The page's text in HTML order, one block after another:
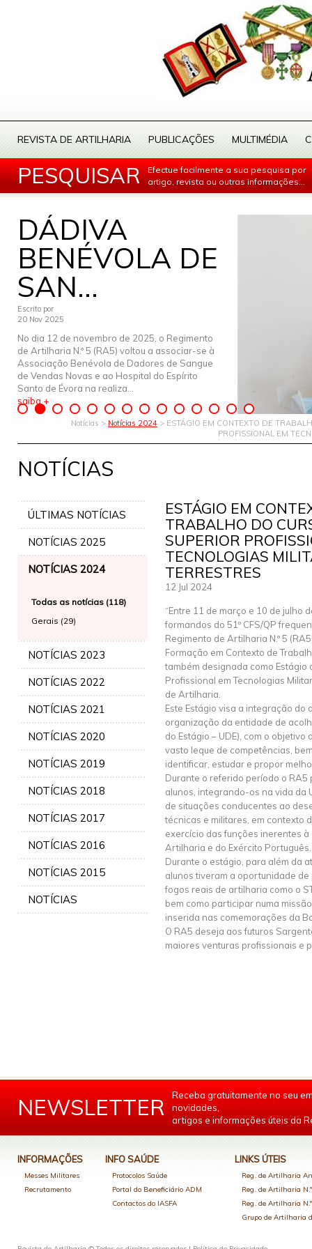
REVISTA DE ARTILHARIA PUBLICAÇÕES MULTIMÉDIA
PESQUISAR
Efectue facilmente a sua pesquisa por
artigo, revista ou outras informações...
DÁDIVA
BENÉVOLA DE
SAN...
Escrito por
20 Nov 2025
No dia 12 de novembro de 2025, o Regimento
de Artilharia N.º 5 (RA5) voltou a associar-se à
Associação Benévola de Dadores de Sangue
de Vendas Novas e ao Hospital do Espírito
Santo de Évora na realiza...
saiba +
Notícias > Notícias 2024 > ESTÁGIO EM CONTEXTO DE
PROFISSIONAL EM
NOTÍCIAS
ÚLTIMAS NOTÍCIAS
NOTÍCIAS 2025
NOTÍCIAS 2024
Todas as notícias (118)
Gerais (29)
NOTÍCIAS 2023
NOTÍCIAS 2022
NOTÍCIAS 2021
NOTÍCIAS 2020
NOTÍCIAS 2019
NOTÍCIAS 2018
NOTÍCIAS 2017
NOTÍCIAS 2016
NOTÍCIAS 2015
NOTÍCIAS
ESTÁGIO EM
TRABALHO DO
SUPERIOR
TECNOLOGIAS
TERRESTRES
12 Jul 2024
“Entre 11 de março e 10 de julho
formandos do 51º CFS/QP
Regimento de Artilharia N.º 5
Formação em Contexto de
também designada como Estágio
Profissional em Tecnologias
de Artilharia.
Este Estágio visa a integração do
organização da entidade de
do Estágio – UDE), com o
vasto leque de competências,
identificar, estudar e propor
Durante o referido período o
alunos, integrando-os na vida da
de situações conducentes ao
técnicas e militares, em contexto
exercício das funções inerentes
Artilharia e do Exército Português.
Durante o estágio, para além da
alunos tiveram a oportunidade
fogos reais de artilharia como o
bem como participar numa
inserida nas comemorações da
O RA5 deseja aos futuros
maiores venturas profissionais e
NEWSLETTER
Receba gratuitamente no seu
novidades,
artigos e informações úteis da
INFORMAÇÕES
Messes Militares
Recrutamento
INFO SAÚDE
Protocolos Saúde
Portal do Beneficiário ADM
Contactos do IASFA
LINKS ÚTEIS
Reg. de Artilharia
Reg. de Artilharia
Reg. de Artilharia
Grupo de Artilharia